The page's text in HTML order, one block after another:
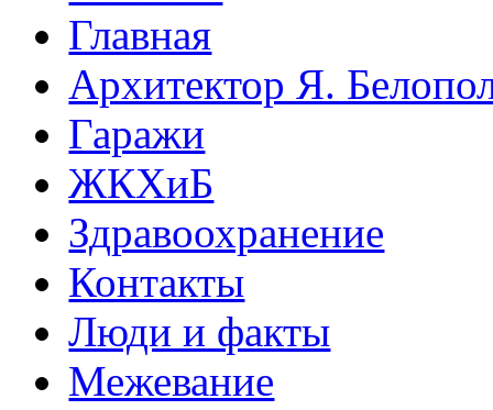
Главная
Архитектор Я.
Гаражи
ЖКХиБ
Здравоохранение
Контакты
Люди и факты
Межевание